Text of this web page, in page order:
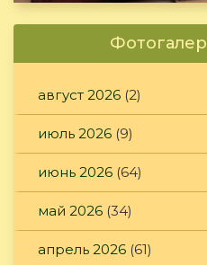
август 2026 (2)
июль 2026 (9)
июнь 2026 (64)
май 2026 (34)
апрель 2026 (61)